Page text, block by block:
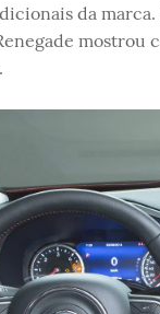
da marca.
mostrou